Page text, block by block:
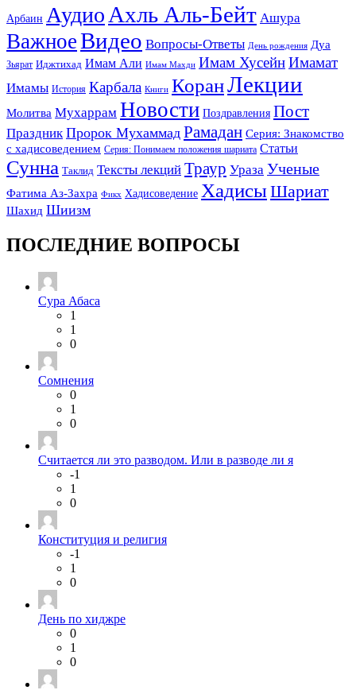
Арбаин Аудио Ахль Аль-Бейт Ашура
ВажноеВидео Вопросы-Ответы День рождения Дуа
Зьярат Иджтихад Имам Али Имам Махди Имам ХусейнИмамат
Имамы История Карбала Книги КоранЛекции
Молитва Мухаррам Новости Поздравления Пост
Праздник Пророк Мухаммад Рамадан Серия: Знакомство
с хадисоведением Серия: Понимаем положения шариата Статьи
Сунна Таклид Тексты лекций Траур Ураза Ученые
Фатима Аз-Захра Фикх Хадисоведение ХадисыШариат
Шахид Шиизм
ПОСЛЕДНИЕ ВОПРОСЫ
Сура Абаса
1
1
0
Сомнения
0
1
0
Считается ли это разводом. Или в разводе ли я
-1
1
0
Конституция и религия
-1
1
0
День по хиджре
0
1
0